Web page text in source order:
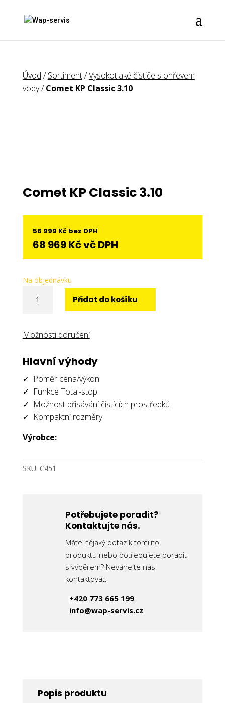
Úvod /Sortiment/Vysokotlaké čističe s ohřevem
vody/Comet KP Classic 3.10
Comet KP Classic 3.10
56 999 Kčbez DPH
68 969Kčvč DPH
Na objednávku
množství
Přidat do košíku
Možnosti doručení
Hlavní výhody
✓ Poměr cena/výkon
✓ Funkce Total-stop
✓ Možnost přisávání čistících prostředků
✓ Kompaktní rozměry
Výrobce:
SKU: C451
Potřebujete poradit?
Kontaktujte nás.
Máte nějaký dotaz k tomuto
produktu nebo potřebujete poradit
s výběrem? Neváhejte nás
kontaktovat.
+420 773 665 199
info@wap-servis.cz
Popis produktu